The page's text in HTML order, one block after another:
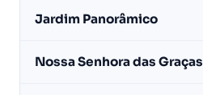
Jardim Panorâmico
Nossa Senhora das Graças